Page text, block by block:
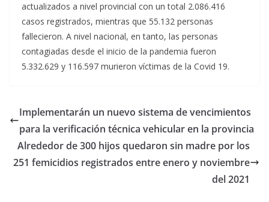
actualizados a nivel provincial con un total 2.086.416
casos registrados, mientras que 55.132 personas
fallecieron. A nivel nacional, en tanto, las personas
contagiadas desde el inicio de la pandemia fueron
5.332.629 y 116.597 murieron víctimas de la Covid 19.
Implementarán un nuevo sistema de vencimientos
para la verificación técnica vehicular en la provincia
Alrededor de 300 hijos quedaron sin madre por los
251 femicidios registrados entre enero y noviembre
del 2021